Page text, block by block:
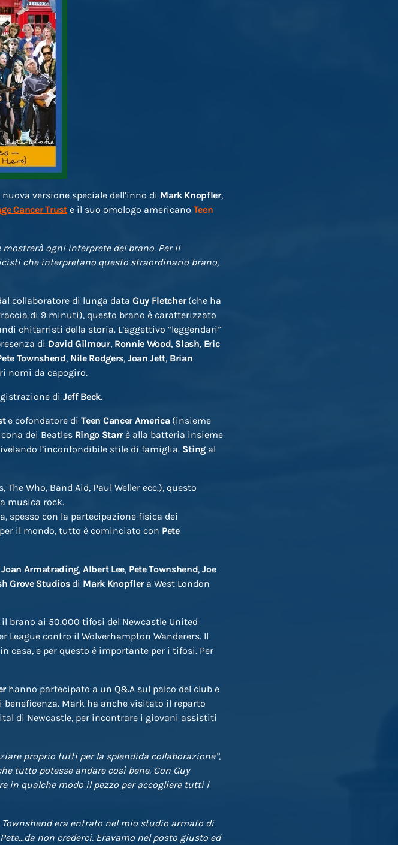
versione speciale dell’inno di Mark Knopfler,
Cancer Truste il suo omologo americano Teen
ogni interprete del brano. Per il
che interpretano questo straordinario brano,
collaboratore di lunga dataGuy Fletcher(che ha
di 9 minuti), questo brano è caratterizzato
chitarristi della storia. L’aggettivo “leggendari”
di David Gilmour, Ronnie Wood, Slash, Eric
Townshend, Nile Rodgers, Joan Jett, Brian
nomi da capogiro.
di Jeff Beck.
e cofondatore diTeen Cancer America (insieme
dei Beatles Ringo Starrè alla batteria insieme
l’inconfondibile stile di famiglia. Stingal
The Who, Band Aid, Paul Weller ecc.), questo
musica rock.
spesso con la partecipazione fisica dei
il mondo, tutto è cominciato con Pete
Joan Armatrading,Albert Lee, Pete Townshend,Joe
Grove Studiosdi Mark Knopfler a West London
brano ai 50.000 tifosi del Newcastle United
League contro il Wolverhampton Wanderers. Il
casa, e per questo è importante per i tifosi. Per
hanno partecipato a un Q&A sul palco del club e
beneficenza. Mark ha anche visitato il reparto
di Newcastle, per incontrare i giovani assistiti
proprio tutti per la splendida collaborazione”,
tutto potesse andare così bene. Con Guy
in qualche modo il pezzo per accogliere tutti i
era entrato nel mio studio armato di
non crederci. Eravamo nel posto giusto ed